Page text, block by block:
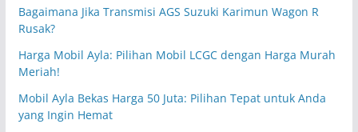
Bagaimana Jika Transmisi AGS Suzuki Karimun Wagon R
Rusak?
Harga Mobil Ayla: Pilihan Mobil LCGC dengan Harga Murah
Meriah!
Mobil Ayla Bekas Harga 50 Juta: Pilihan Tepat untuk Anda
yang Ingin Hemat